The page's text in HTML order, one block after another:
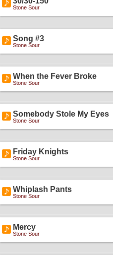
Stone Sour
Song #3
Stone Sour
When the Fever Broke
Stone Sour
Somebody Stole My Eyes
Stone Sour
Friday Knights
Stone Sour
Whiplash Pants
Stone Sour
Mercy
Stone Sour